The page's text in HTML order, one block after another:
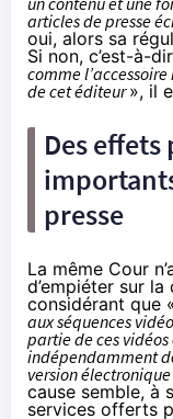
articles de presse
oui, alors sa
Si non, c’est-à-
comme
de cet éditeur», il
Des
presse
La même Cour
d’empiéter sur
considérant que
aux séquences
partie de ces
indépendamment
version
cause semble, à
services offerts